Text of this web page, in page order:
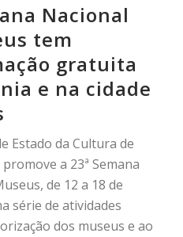
Nacional
tem
gratuita
e na cidade
Estado da Cultura de
a 23ª Semana
de 12 a 18 de
série de atividades
dos museus e ao